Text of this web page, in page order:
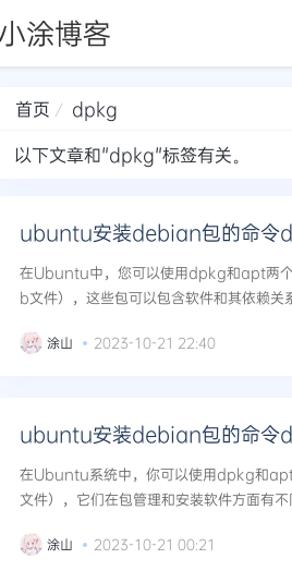
小涂博客
首页
dpkg
以下文章和"dpkg"标签有关。
ubuntu安装debian包的命令
在Ubuntu中，您可以使用dpkg和apt两
b文件），这些包可以包含软件和其依赖关
涂山 2023-10-21 22:40
ubuntu安装debian包的命令
在Ubuntu系统中，你可以使用dpkg和
文件），它们在包管理和安装软件方面有
涂山 2023-10-21 00:21